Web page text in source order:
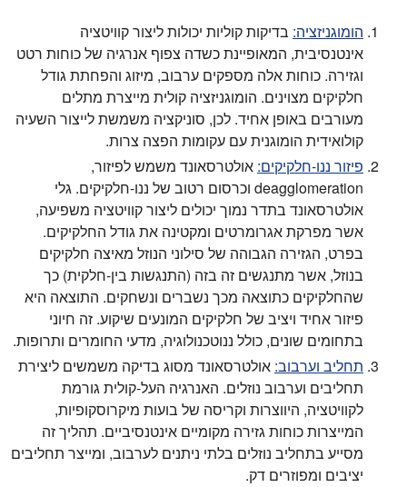
הומוגניזציה: בדיקות קוליות יכולות ליצור קוויטציה
אינטנסיבית, המאופיינת כשדה צפוף אנרגיה של כוחות רטט
וגזירה. כוחות אלה מספקים ערבוב, מיזוג והפחתת גודל
חלקיקים מצוינים. הומוגניזציה קולית מייצרת מתלים
מעורבים באופן אחיד. לכן, סוניקציה משמשת לייצור השעיה
קולואידית הומוגנית עם עקומות הפצה צרות.
פיזור ננו-חלקיקים: אולטרסאונד משמש לפיזור,
deagglomeration וכרסום רטוב של ננו-חלקיקים. גלי
אולטרסאונד בתדר נמוך יכולים ליצור קוויטציה משפיעה,
אשר מפרקת אגרומרטים ומקטינה את גודל החלקיקים.
בפרט, הגזירה הגבוהה של סילוני הנוזל מאיצה חלקיקים
בנוזל, אשר מתנגשים זה בזה (התנגשות בין-חלקית) כך
שהחלקיקים כתוצאה מכך נשברים ונשחקים. התוצאה היא
פיזור אחיד ויציב של חלקיקים המונעים שיקוע. זה חיוני
בתחומים שונים, כולל ננוטכנולוגיה, מדעי החומרים ותרופות.
תחליב וערבוב: אולטרסאונד מסוג בדיקה משמשים ליצירת
תחליבים וערבוב נוזלים. האנרגיה העל-קולית גורמת
לקוויטציה, היווצרות וקריסה של בועות מיקרוסקופיות,
המייצרות כוחות גזירה מקומיים אינטנסיביים. תהליך זה
מסייע בתחליב נוזלים בלתי ניתנים לערבוב, ומייצר תחליבים
יציבים ומפוזרים דק.